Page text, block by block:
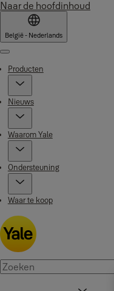
Naar de hoofdinhoud
België - Nederlands
Menu
Producten
Nieuws
Waarom Yale
Ondersteuning
Waar te koop